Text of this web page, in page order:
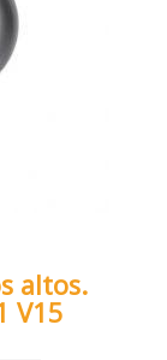
altos.
V15